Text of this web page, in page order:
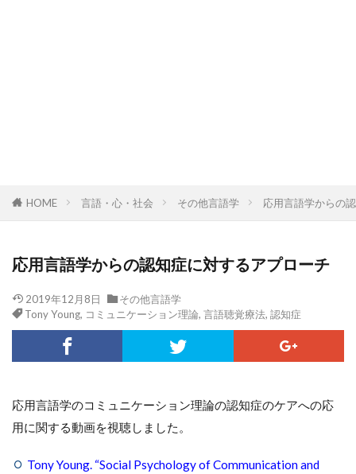
HOME 言語・心・社会 その他言語学 応用言語学からの
応用言語学からの認知症に対するアプローチ
2019年12月8日
その他言語学
Tony Young, コミュニケーション理論, 言語聴覚療法, 認知症
応用言語学のコミュニケーション理論の認知症のケアへの応
用に関する動画を視聴しました。
Tony Young. “Social Psychology of Communication and